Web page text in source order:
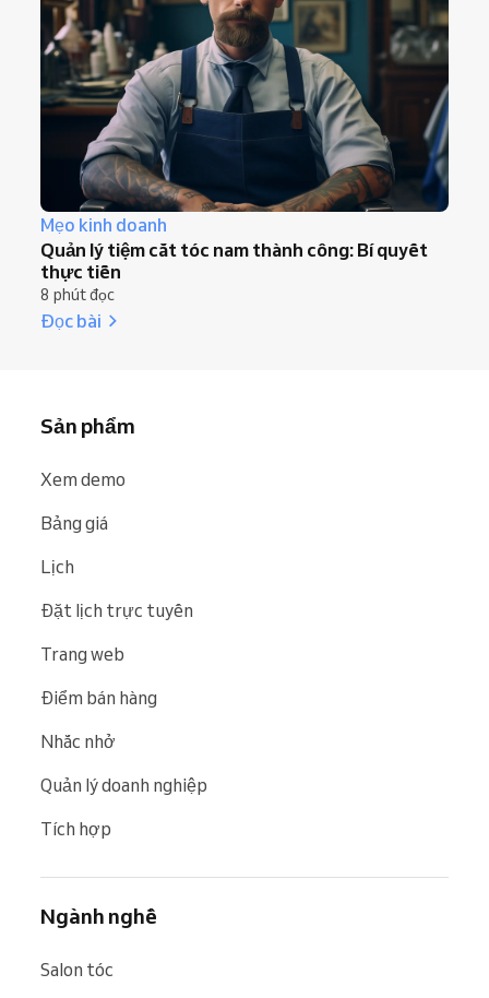
Mẹo kinh doanh
Quản lý tiệm cắt tóc nam thành công: Bí quyết
thực tiễn
8 phút đọc
Đọc bài
Sản phẩm
Xem demo
Bảng giá
Lịch
Đặt lịch trực tuyến
Trang web
Điểm bán hàng
Nhắc nhở
Quản lý doanh nghiệp
Tích hợp
Ngành nghề
Salon tóc